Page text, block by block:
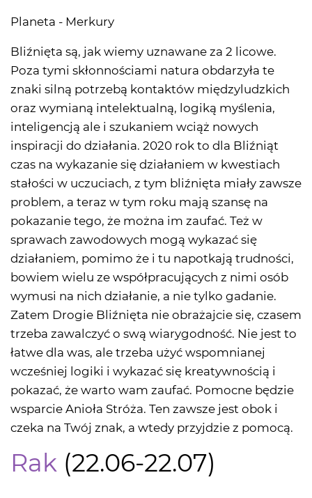
Planeta - Merkury
Bliźnięta są, jak wiemy uznawane za 2 licowe.
Poza tymi skłonnościami natura obdarzyła te
znaki silną potrzebą kontaktów międzyludzkich
oraz wymianą intelektualną, logiką myślenia,
inteligencją ale i szukaniem wciąż nowych
inspiracji do działania. 2020 rok to dla Bliźniąt
czas na wykazanie się działaniem w kwestiach
stałości w uczuciach, z tym bliźnięta miały zawsze
problem, a teraz w tym roku mają szansę na
pokazanie tego, że można im zaufać. Też w
sprawach zawodowych mogą wykazać się
działaniem, pomimo że i tu napotkają trudności,
bowiem wielu ze współpracujących z nimi osób
wymusi na nich działanie, a nie tylko gadanie.
Zatem Drogie Bliźnięta nie obrażajcie się, czasem
trzeba zawalczyć o swą wiarygodność. Nie jest to
łatwe dla was, ale trzeba użyć wspomnianej
wcześniej logiki i wykazać się kreatywnością i
pokazać, że warto wam zaufać. Pomocne będzie
wsparcie Anioła Stróża. Ten zawsze jest obok i
czeka na Twój znak, a wtedy przyjdzie z pomocą.
Rak (22.06-22.07)